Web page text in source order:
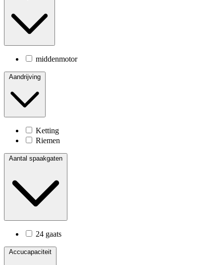
middenmotor
Aandrijving
Ketting
Riemen
Aantal spaakgaten
24 gaats
Accucapaciteit